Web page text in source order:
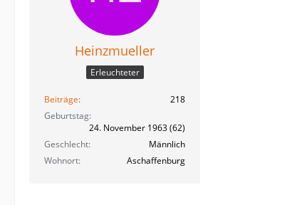
Heinzmueller
Erleuchteter
Beiträge
218
Geburtstag
24. November 1963 (62)
Geschlecht
Männlich
Wohnort
Aschaffenburg